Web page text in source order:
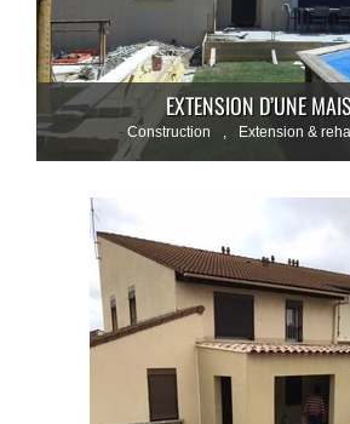
EXTENSION D’UNE
Construction , Extension &